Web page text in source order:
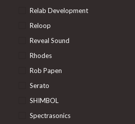
Relab Development
Reloop
Reveal Sound
Rhodes
Rob Papen
Serato
SHIMBOL
Spectrasonics